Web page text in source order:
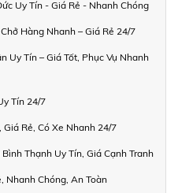
Uy Tín - Giá Rẻ - Nhanh Chóng
Hàng Nhanh – Giá Rẻ 24/7
Uy Tín – Giá Tốt, Phục Vụ Nhanh
Tín 24/7
Rẻ, Có Xe Nhanh 24/7
Thạnh Uy Tín, Giá Cạnh Tranh
Nhanh Chóng, An Toàn